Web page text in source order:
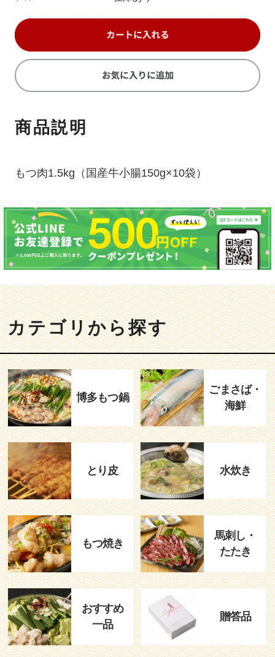
商品説明
もつ肉1.5kg（国産牛小腸150g×10袋）
カテゴリから探す
博多もつ鍋
ごまさば・
海鮮
とり皮 水炊き
もつ焼き
馬刺し・
たたき
おすすめ
一品
贈答品